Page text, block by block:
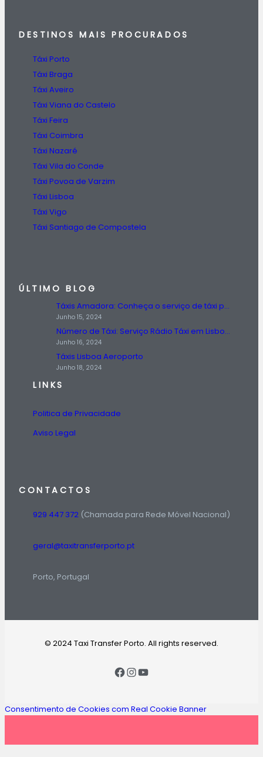
DESTINOS MAIS PROCURADOS
Táxi Porto
Táxi Braga
Táxi Aveiro
Táxi Viana do Castelo
Táxi Feira
Táxi Coimbra
Táxi Nazaré
Táxi Vila do Conde
Táxi Povoa de Varzim
Táxi Lisboa
Táxi Vigo
Táxi Santiago de Compostela
ÚLTIMO BLOG
Táxis Amadora: Conheça o serviço de táxi prestado na região da Amadora.
Junho 15, 2024
Número de Táxi: Serviço Rádio Táxi em Lisboa, Entre em Contato Agora!
Junho 16, 2024
Táxis Lisboa Aeroporto
Junho 18, 2024
LINKS
Politica de Privacidade
Aviso Legal
CONTACTOS
929 447 372 (Chamada para Rede Móvel Nacional)
geral@taxitransferporto.pt
Porto, Portugal
© 2024 Taxi Transfer Porto. All rights reserved.
Consentimento de Cookies com Real Cookie Banner